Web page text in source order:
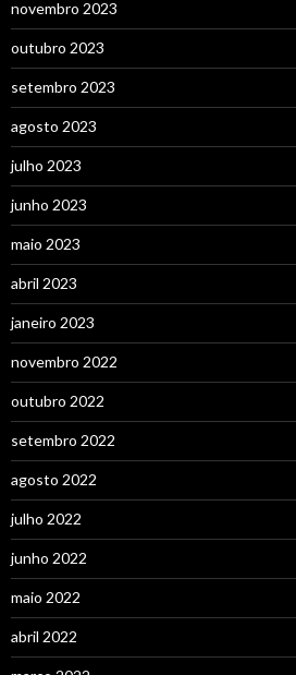
novembro 2023
outubro 2023
setembro 2023
agosto 2023
julho 2023
junho 2023
maio 2023
abril 2023
janeiro 2023
novembro 2022
outubro 2022
setembro 2022
agosto 2022
julho 2022
junho 2022
maio 2022
abril 2022